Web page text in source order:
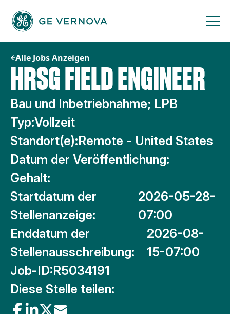
Inhalt
springen
Alle Jobs Anzeigen
HRSG FIELD ENGINEER
Bau und Inbetriebnahme; LPB
Typ:Vollzeit
Standort(e):Remote - United States
Datum der Veröffentlichung:
Gehalt:
Startdatum der
Stellenanzeige:
2026-05-28-
07:00
Enddatum der
Stellenausschreibung:
2026-08-
15-07:00
Job-ID:R5034191
Diese Stelle teilen: